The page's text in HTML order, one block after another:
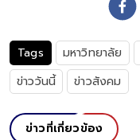
Tags มหาวิทยาลัย
ข่าววันนี้
ข่าวสังคม
ข่าวที่เกี่ยวข้อง